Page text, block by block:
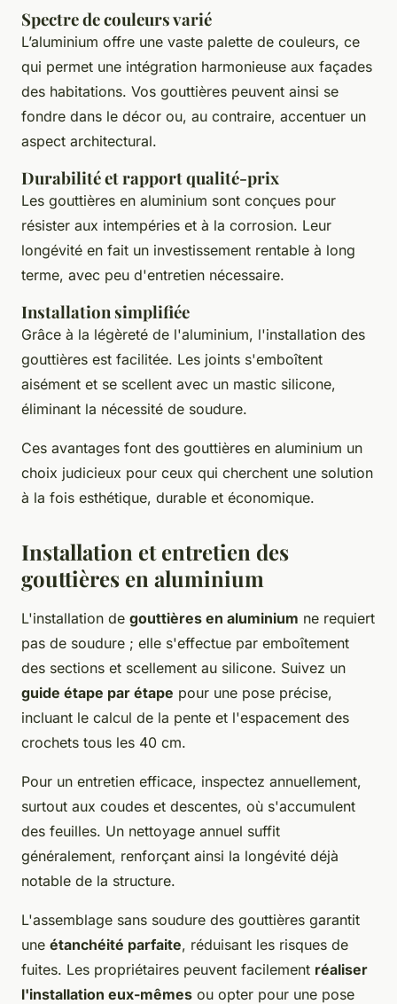
Spectre de couleurs varié
L’aluminium offre une vaste palette de couleurs, ce
qui permet une intégration harmonieuse aux façades
des habitations. Vos gouttières peuvent ainsi se
fondre dans le décor ou, au contraire, accentuer un
aspect architectural.
Durabilité et rapport qualité-prix
Les gouttières en aluminium sont conçues pour
résister aux intempéries et à la corrosion. Leur
longévité en fait un investissement rentable à long
terme, avec peu d'entretien nécessaire.
Installation simplifiée
Grâce à la légèreté de l'aluminium, l'installation des
gouttières est facilitée. Les joints s'emboîtent
aisément et se scellent avec un mastic silicone,
éliminant la nécessité de soudure.
Ces avantages font des gouttières en aluminium un
choix judicieux pour ceux qui cherchent une solution
à la fois esthétique, durable et économique.
Installation et entretien des
gouttières en aluminium
L'installation de gouttières en aluminium ne requiert
pas de soudure ; elle s'effectue par emboîtement
des sections et scellement au silicone. Suivez un
guide étape par étape pour une pose précise,
incluant le calcul de la pente et l'espacement des
crochets tous les 40 cm.
Pour un entretien efficace, inspectez annuellement,
surtout aux coudes et descentes, où s'accumulent
des feuilles. Un nettoyage annuel suffit
généralement, renforçant ainsi la longévité déjà
notable de la structure.
L'assemblage sans soudure des gouttières garantit
une étanchéité parfaite, réduisant les risques de
fuites. Les propriétaires peuvent facilement réaliser
l'installation eux-mêmes ou opter pour une pose